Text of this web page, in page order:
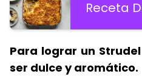
Receta
Para lograr un
ser dulce y aromático.